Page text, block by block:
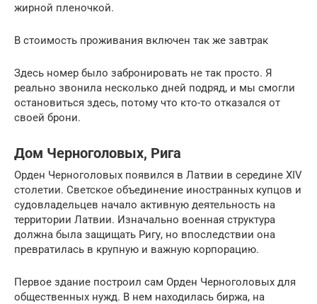
жирной пленочкой.
В стоимость проживания включен так же завтрак
Здесь номер было забронировать не так просто. Я
реально звонила несколько дней подряд, и мы смогли
остановиться здесь, потому что кто-то отказался от
своей брони.
Дом Черноголовых, Рига
Орден Черноголовых появился в Латвии в середине XIV
столетии. Светское объединение иностранных купцов и
судовладельцев начало активную деятельность на
территории Латвии. Изначально военная структура
должна была защищать Ригу, но впоследствии она
превратилась в крупную и важную корпорацию.
Первое здание построил сам Орден Черноголовых для
общественных нужд. В нем находилась биржа, на